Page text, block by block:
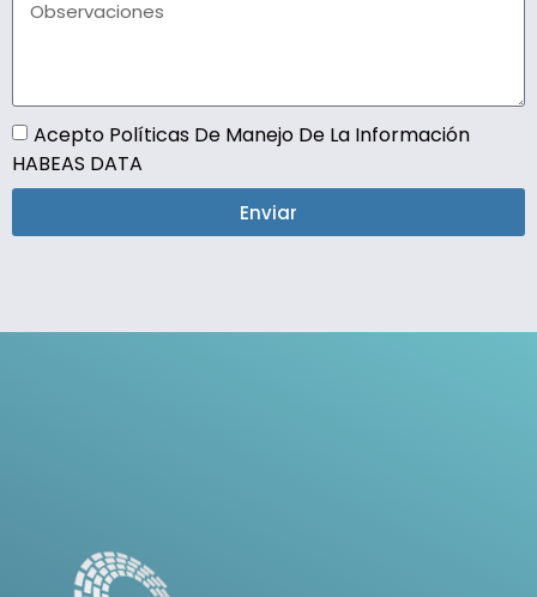
Acepto Políticas De Manejo De La Información
HABEAS DATA
Enviar